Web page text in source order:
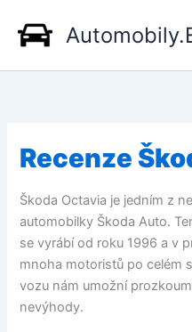
obsah
Recenze
Škoda Octavia je jedním z
automobilky Škoda Auto.
se vyrábí od roku 1996 a v
mnoha motoristů po celém
vozu nám umožní
nevýhody.